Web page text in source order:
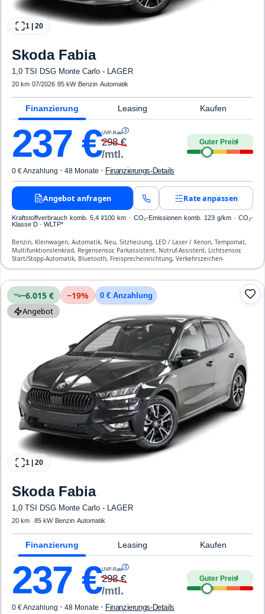
1 20
Skoda Fabia
1,0 TSI DSG Monte Carlo - LAGER
20 km·07/2026·85 kW· Benzin·Automatik
Finanzierung Leasing Kaufen
237 €UVP-Rate 3
298€
/mtl.
Guter Preis4
0 € Anzahlung · 48 Monate · Finanzierungs-Details
Angebot anfragen Rate anpassen
Kraftstoffverbrauch komb. 5,4 l/100 km · CO₂-Emissionen komb. 123 g/km · CO₂-
Klasse D · WLTP*
Benzin, Kleinwagen, Automatik, Neu, Sitzheizung, LED / Laser / Xenon, Tempomat,
Multifunktionslenkrad, Regensensor, Parkassistent, Notruf-Assistent, Lichtsensor,
Start/Stopp-Automatik, Bluetooth, Freisprecheinrichtung, Verkehrszeichen-
Erkennung, ESP, ABS, Klimaautomatik, Front-, Seiten- und weitere Airbags
−6.015 € −19% 0 € Anzahlung
Angebot
1 20
Skoda Fabia
1,0 TSI DSG Monte Carlo - LAGER
20 km· ·85 kW· Benzin·Automatik
Finanzierung Leasing Kaufen
237 €UVP-Rate 3
298€
/mtl.
Guter Preis4
0 € Anzahlung · 48 Monate · Finanzierungs-Details